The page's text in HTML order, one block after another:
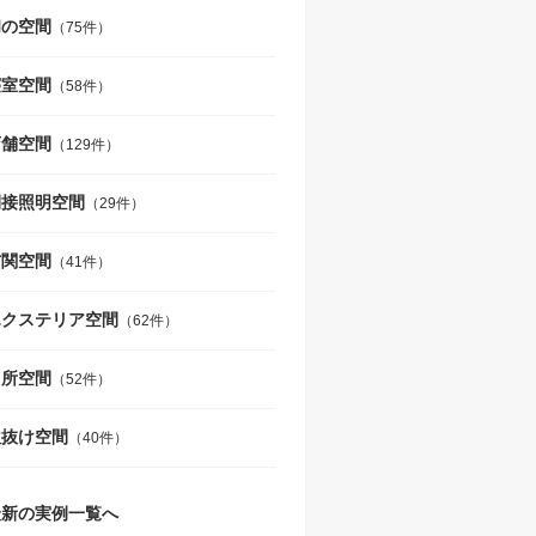
空間 （75件）
空間 （58件）
空間 （129件）
照明空間 （29件）
空間 （41件）
ステリア空間 （62件）
空間 （52件）
け空間 （40件）
の実例一覧へ